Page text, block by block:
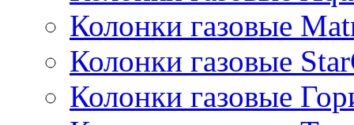
Колонки газовые
Колонки газовые
Колонки газовые